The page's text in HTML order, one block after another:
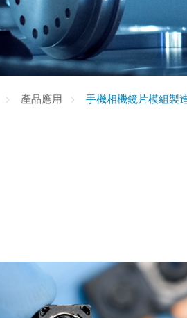
產品應用 手機相機鏡片模組製